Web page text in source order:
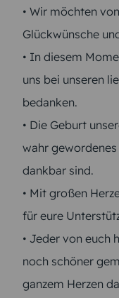
• Wir möchten
Glückwünsche
• In diesem
uns bei unseren
bedanken.
• Die Geburt
wahr
dankbar sind.
• Mit großen
für eure
• Jeder von euch
noch schöner
ganzem Herzen